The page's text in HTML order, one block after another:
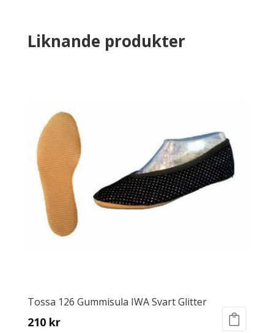
Liknande produkter
Tossa 126 Gummisula IWA Svart Glitter
210 kr